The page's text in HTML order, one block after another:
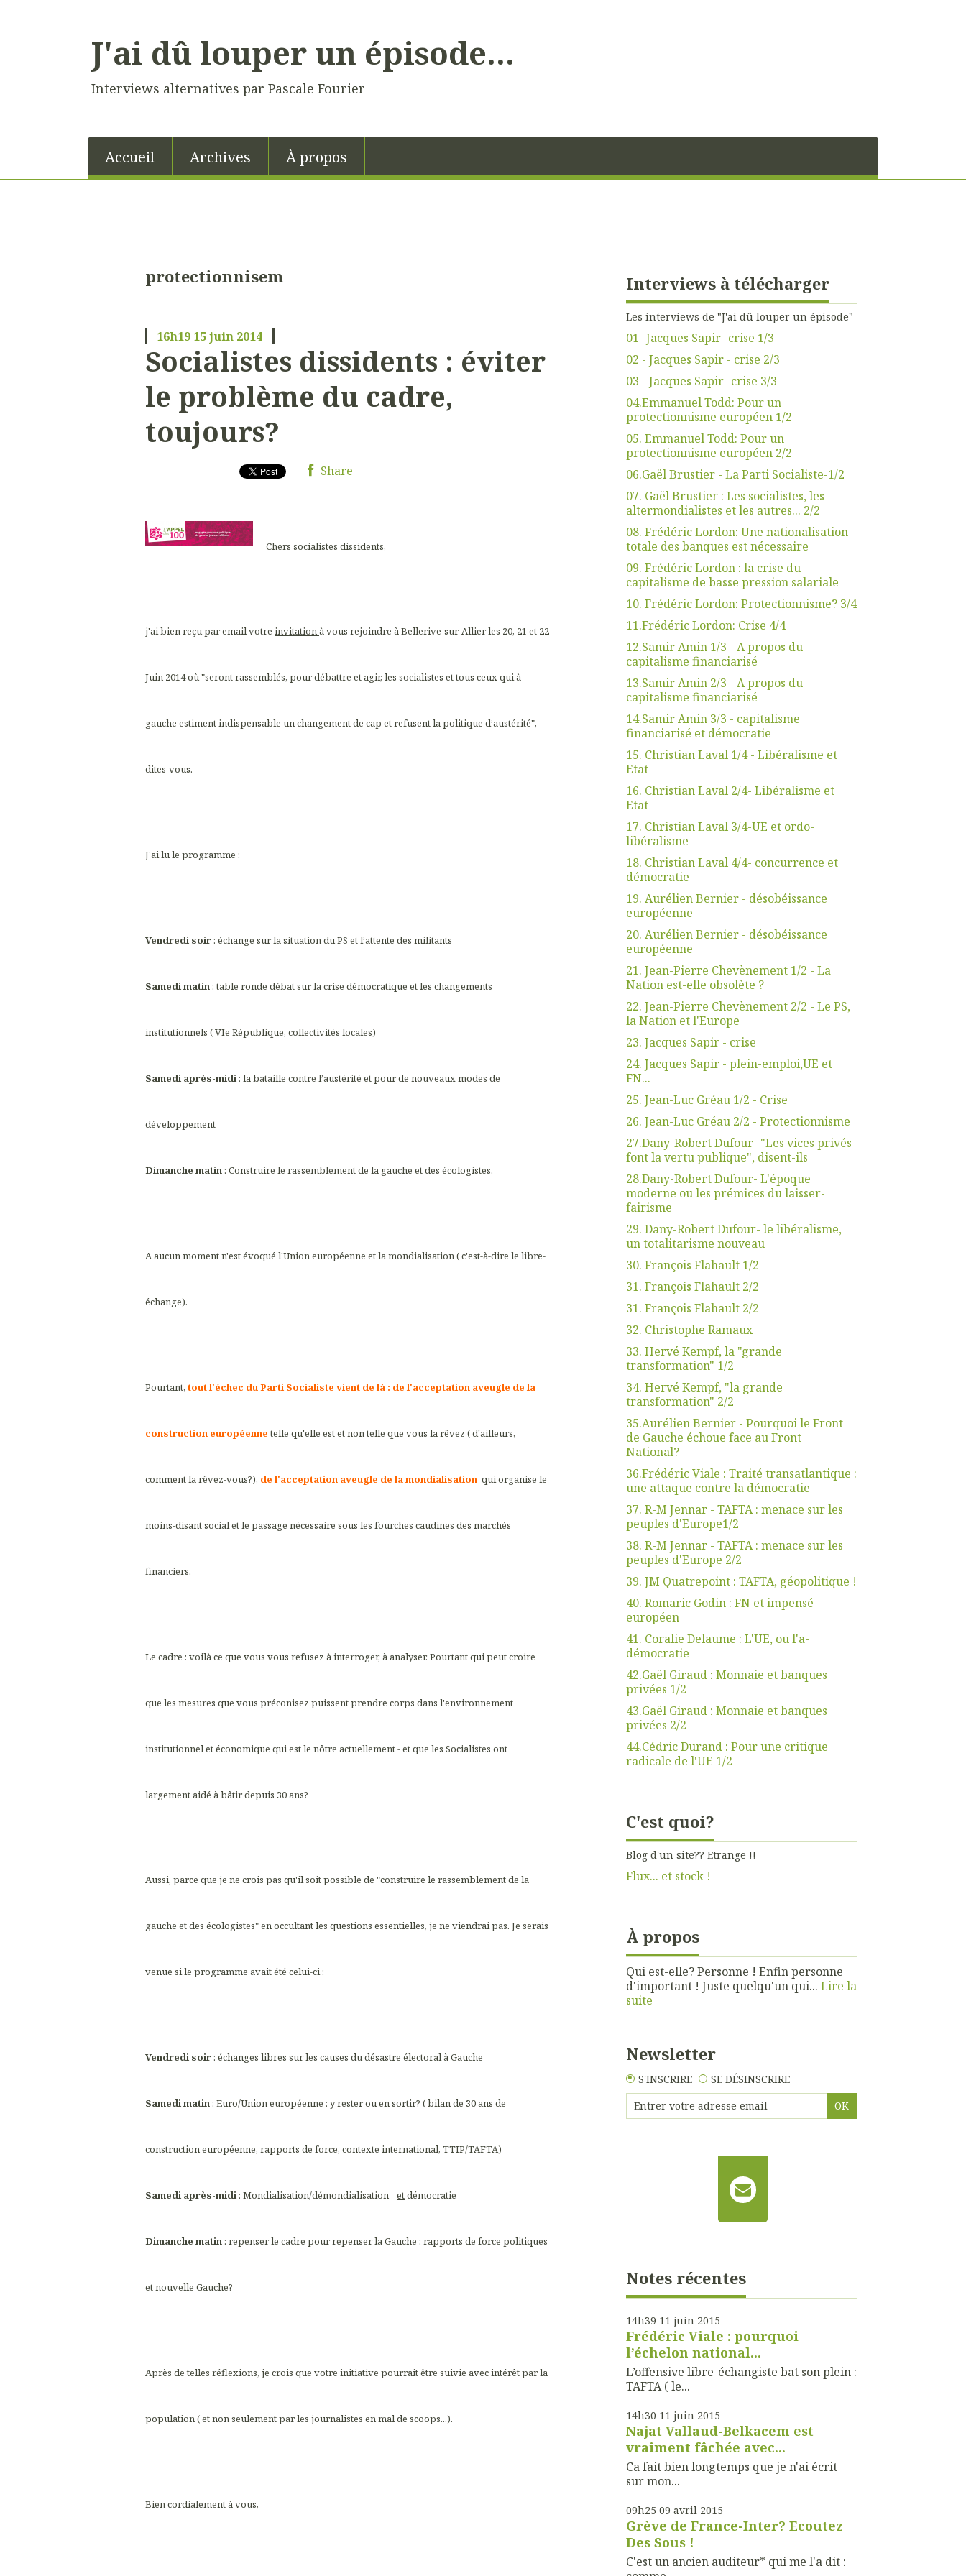
J'ai dû louper un épisode...
Interviews alternatives par Pascale Fourier
Accueil Archives À propos
protectionnisem
16h19 15juin 2014
Socialistes dissidents : éviter
le problème du cadre,
toujours?
Share
Chers socialistes dissidents,
j'ai bien reçu par email votre invitation à vous rejoindre à Bellerive-sur-Allier les 20, 21 et 22
Juin 2014 où "seront rassemblés, pour débattre et agir, les socialistes et tous ceux qui à
gauche estiment indispensable un changement de cap et refusent la politique d’austérité",
dites-vous.
J'ai lu le programme :
Vendredi soir: échange sur la situation du PS et l’attente des militants
Samedi matin: table ronde débat sur la crise démocratique et les changements
institutionnels ( VIe République, collectivités locales)
Samedi après-midi: la bataille contre l’austérité et pour de nouveaux modes de
développement
Dimanche matin: Construire le rassemblement de la gauche et des écologistes.
A aucun moment n'est évoqué l'Union européenne et la mondialisation ( c'est-à-dire le libre-
échange).
Pourtant, tout l'échec du Parti Socialiste vient de là : de l'acceptation aveugle de la
construction européennetelle qu'elle est et non telle que vous la rêvez ( d'ailleurs,
comment la rêvez-vous?), de l'acceptation aveugle de la mondialisation qui organise le
moins-disant social et le passage nécessaire sous les fourches caudines des marchés
financiers.
Le cadre : voilà ce que vous vous refusez à interroger, à analyser. Pourtant qui peut croire
que les mesures que vous préconisez puissent prendre corps dans l'environnement
institutionnel et économique qui est le nôtre actuellement - et que les Socialistes ont
largement aidé à bâtir depuis 30 ans?
Aussi, parce que je ne crois pas qu'il soit possible de "construire le rassemblement de la
gauche et des écologistes" en occultant les questions essentielles, je ne viendrai pas. Je serais
venue si le programme avait été celui-ci :
Vendredi soir: échanges libres sur les causes du désastre électoral à Gauche
Samedi matin: Euro/Union européenne : y rester ou en sortir? ( bilan de 30 ans de
construction européenne, rapports de force, contexte international, TTIP/TAFTA)
Samedi après-midi: Mondialisation/démondialisation etdémocratie
Dimanche matin: repenser le cadre pour repenser la Gauche : rapports de force politiques
et nouvelle Gauche?
Après de telles réflexions, je crois que votre initiative pourrait être suivie avec intérêt par la
population ( et non seulement par les journalistes en mal de scoops...).
Bien cordialement à vous,
Interviews à télécharger
Les interviews de "J'ai dû louper un épisode"
01- Jacques Sapir -crise 1/3
02 - Jacques Sapir - crise 2/3
03 - Jacques Sapir- crise 3/3
04.Emmanuel Todd: Pour un
protectionnisme européen 1/2
05. Emmanuel Todd: Pour un
protectionnisme européen 2/2
06.Gaël Brustier - La Parti Socialiste-1/2
07. Gaël Brustier : Les socialistes, les
altermondialistes et les autres... 2/2
08. Frédéric Lordon: Une nationalisation
totale des banques est nécessaire
09. Frédéric Lordon : la crise du
capitalisme de basse pression salariale
10. Frédéric Lordon: Protectionnisme? 3/4
11.Frédéric Lordon: Crise 4/4
12.Samir Amin 1/3 - A propos du
capitalisme financiarisé
13.Samir Amin 2/3 - A propos du
capitalisme financiarisé
14.Samir Amin 3/3 - capitalisme
financiarisé et démocratie
15. Christian Laval 1/4 - Libéralisme et
Etat
16. Christian Laval 2/4- Libéralisme et
Etat
17. Christian Laval 3/4-UE et ordo-
libéralisme
18. Christian Laval 4/4- concurrence et
démocratie
19. Aurélien Bernier - désobéissance
européenne
20. Aurélien Bernier - désobéissance
européenne
21. Jean-Pierre Chevènement 1/2 - La
Nation est-elle obsolète ?
22. Jean-Pierre Chevènement 2/2 - Le PS,
la Nation et l'Europe
23. Jacques Sapir - crise
24. Jacques Sapir - plein-emploi,UE et
FN...
25. Jean-Luc Gréau 1/2 - Crise
26. Jean-Luc Gréau 2/2 - Protectionnisme
27.Dany-Robert Dufour- "Les vices privés
font la vertu publique", disent-ils
28.Dany-Robert Dufour- L'époque
moderne ou les prémices du laisser-
fairisme
29. Dany-Robert Dufour- le libéralisme,
un totalitarisme nouveau
30. François Flahault 1/2
31. François Flahault 2/2
31. François Flahault 2/2
32. Christophe Ramaux
33. Hervé Kempf, la "grande
transformation" 1/2
34. Hervé Kempf, "la grande
transformation" 2/2
35.Aurélien Bernier - Pourquoi le Front
de Gauche échoue face au Front
National?
36.Frédéric Viale : Traité transatlantique :
une attaque contre la démocratie
37. R-M Jennar - TAFTA : menace sur les
peuples d'Europe1/2
38. R-M Jennar - TAFTA : menace sur les
peuples d'Europe 2/2
39. JM Quatrepoint : TAFTA, géopolitique !
40. Romaric Godin : FN et impensé
européen
41. Coralie Delaume : L'UE, ou l'a-
démocratie
42.Gaël Giraud : Monnaie et banques
privées 1/2
43.Gaël Giraud : Monnaie et banques
privées 2/2
44.Cédric Durand : Pour une critique
radicale de l'UE 1/2
C'est quoi?
Blog d'un site?? Etrange !!
Flux... et stock !
À propos
Qui est-elle? Personne ! Enfin personne
d'important ! Juste quelqu'un qui... Lire la
suite
Newsletter
S'INSCRIRE SE DÉSINSCRIRE
Notes récentes
14h39 11 juin 2015
Frédéric Viale : pourquoi
l’échelon national...
L’offensive libre-échangiste bat son plein :
TAFTA ( le...
14h30 11 juin 2015
Najat Vallaud-Belkacem est
vraiment fâchée avec...
Ca fait bien longtemps que je n'ai écrit
sur mon...
09h25 09 avril 2015
Grève de France-Inter? Ecoutez
Des Sous !
C'est un ancien auditeur* qui me l'a dit :